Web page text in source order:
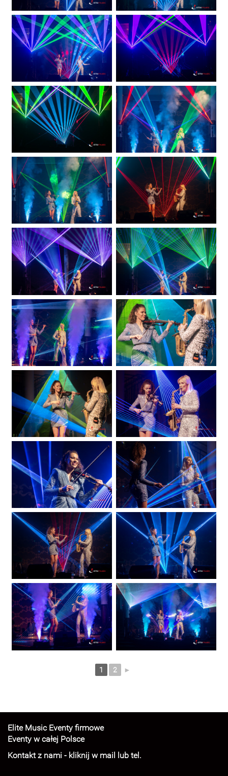
1 2 ►
Elite Music Eventy firmowe
Eventy w całej Polsce
Kontakt z nami - kliknij w mail lub tel.